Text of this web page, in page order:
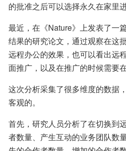
的批准之后可以选择永久在家里进
最近，在《Nature》上发表了一
结果的研究论文，通过观察在这
远程办公的效果，也可以看出远
面推广，以及在推广的时候需要
这次分析采集了很多维度的数据
客观的。
首先，研究人员分析了在切换到
者数量、产生互动的业务团队数